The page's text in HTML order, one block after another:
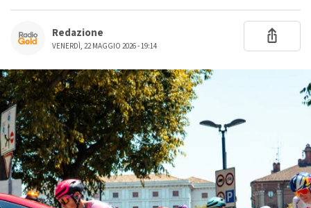
Redazione
VENERDÌ, 22 MAGGIO 2026 - 19:14